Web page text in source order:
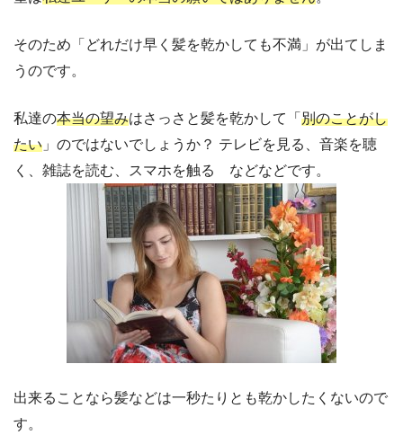
そのため「どれだけ早く髪を乾かしても不満」が出てしま
うのです。
私達の本当の望みはさっさと髪を乾かして「 別のことがし
たい 」のではないでしょうか？ テレビを見る、音楽を聴
く、雑誌を読む、スマホを触る などなどです。
出来ることなら髪などは一秒たりとも乾かしたくないので
す。